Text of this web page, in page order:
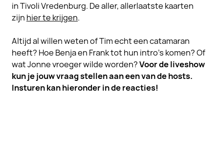
in Tivoli Vredenburg. De aller, allerlaatste kaarten
zijn hier te krijgen.
Altijd al willen weten of Tim echt een catamaran
heeft? Hoe Benja en Frank tot hun intro's komen? Of
wat Jonne vroeger wilde worden?Voor de liveshow
kun je jouw vraag stellen aan een van de hosts.
Insturen kan hieronder in de reacties!